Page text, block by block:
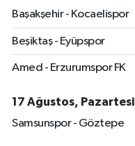
Başakşehir - Kocaelispor
Beşiktaş - Eyüpspor
Amed - Erzurumspor FK
17 Ağustos, Pazartesi
Samsunspor - Göztepe